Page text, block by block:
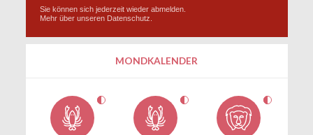
Sie können sich jederzeit wieder abmelden.
Mehr über unseren Datenschutz
MONDKALENDER